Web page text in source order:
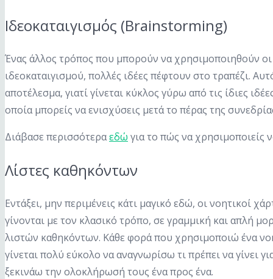
Ιδεοκαταιγισμός (Brainstorming)
Ένας άλλος τρόπος που μπορούν να χρησιμοποιηθούν οι
ιδεοκαταιγισμού, πολλές ιδέες πέφτουν στο τραπέζι.
αποτέλεσμα, γιατί γίνεται κύκλος γύρω από τις ίδιες
οποία μπορείς να ενισχύσεις μετά το πέρας της
Διάβασε περισσότεραεδώ για το πώς να χρησιμοποιείς
Λίστες καθηκόντων
Εντάξει, μην περιμένεις κάτι μαγικό εδώ, οι νοητικοί
γίνονται με τον κλασικό τρόπο, σε γραμμική και απλή
λιστών καθηκόντων. Κάθε φορά που χρησιμοποιώ ένα
γίνεται πολύ εύκολο να αναγνωρίσω τι πρέπει να γίνει
ξεκινάω την ολοκλήρωσή τους ένα προς ένα.